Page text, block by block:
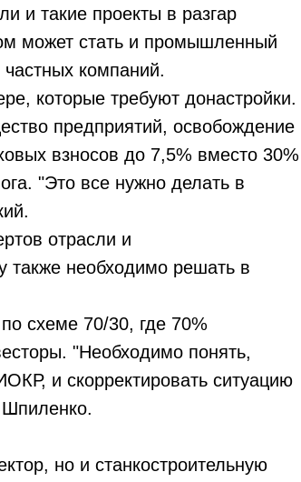
и такие проекты в разгар
может стать и промышленный
компаний.
которые требуют донастройки.
предприятий, освобождение
взносов до 7,5% вместо 30%
"Это все нужно делать в
отрасли и
также необходимо решать в
схеме 70/30, где 70%
"Необходимо понять,
и скорректировать ситуацию
Шпиленко.
но и станкостроительную